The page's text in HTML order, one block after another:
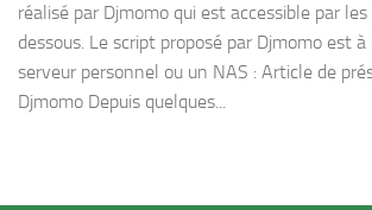
réalisé par Djmomo qui est accessible par
dessous. Le script proposé par Djmomo est
serveur personnel ou un NAS : Article de
Djmomo Depuis quelques...